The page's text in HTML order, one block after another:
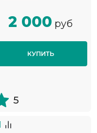
2 000 руб
КУПИТЬ
5